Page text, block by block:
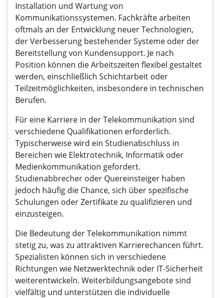
Installation und Wartung von
Kommunikationssystemen. Fachkräfte arbeiten
oftmals an der Entwicklung neuer Technologien,
der Verbesserung bestehender Systeme oder der
Bereitstellung von Kundensupport. Je nach
Position können die Arbeitszeiten flexibel gestaltet
werden, einschließlich Schichtarbeit oder
Teilzeitmöglichkeiten, insbesondere in technischen
Berufen.
Für eine Karriere in der Telekommunikation sind
verschiedene Qualifikationen erforderlich.
Typischerweise wird ein Studienabschluss in
Bereichen wie Elektrotechnik, Informatik oder
Medienkommunikation gefordert.
Studienabbrecher oder Quereinsteiger haben
jedoch häufig die Chance, sich über spezifische
Schulungen oder Zertifikate zu qualifizieren und
einzusteigen.
Die Bedeutung der Telekommunikation nimmt
stetig zu, was zu attraktiven Karrierechancen führt.
Spezialisten können sich in verschiedene
Richtungen wie Netzwerktechnik oder IT-Sicherheit
weiterentwickeln. Weiterbildungsangebote sind
vielfältig und unterstützen die individuelle